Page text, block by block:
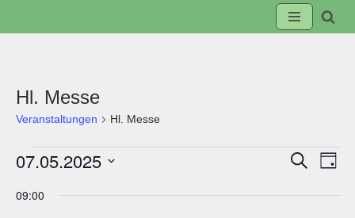
Hl. Messe
Veranstaltungen Hl. Messe
Suche
Suche
Tag
07.05.2025
wählen.
09:00